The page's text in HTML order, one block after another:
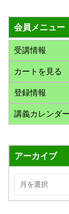
象
:
会員メニュー
受講情報
カートを見る
登録情報
講義カレンダー
アーカイブ